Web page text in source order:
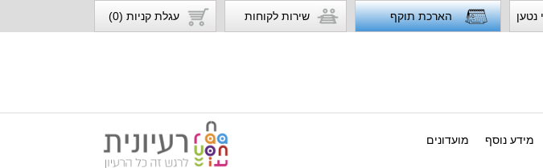
נטען הארכת תוקף שירות לקוחות עגלת קניות (0)
מידע נוסף מועדונים